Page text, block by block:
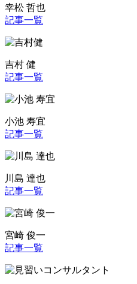
幸松 哲也
記事一覧
吉村 健
記事一覧
小池 寿宜
記事一覧
川島 達也
記事一覧
宮崎 俊一
記事一覧